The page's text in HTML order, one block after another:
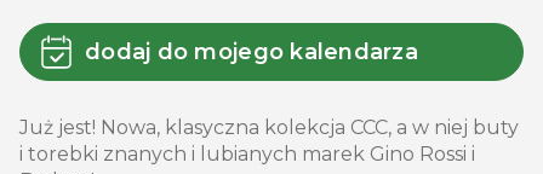
dodaj do mojego kalendarza
Już jest! Nowa, klasyczna kolekcja CCC, a w niej buty
i torebki znanych i lubianych marek Gino Rossi i